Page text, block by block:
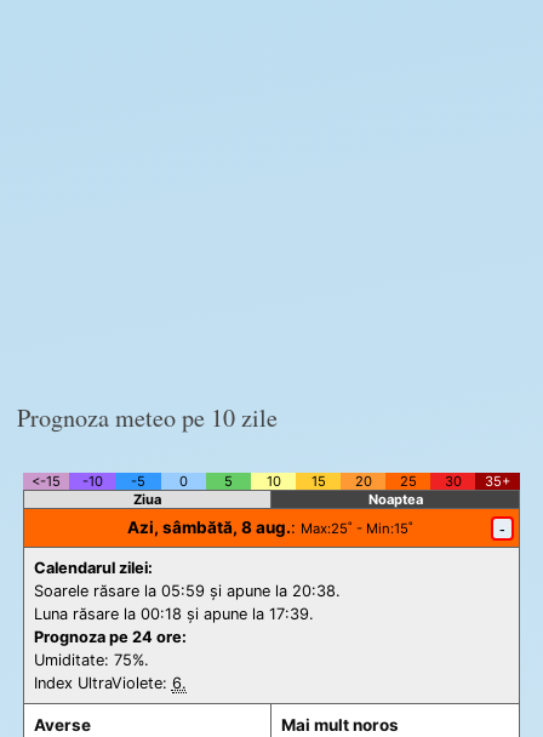
Prognoza meteo pe 10 zile
<-15 -10 -5 0 5 10 15 20 25 30
35+
Ziua
Noaptea
Azi, sâmbătă, 8 aug.: Max:25˚ - Min:15˚ -
Calendarul zilei:
Soarele răsare la 05:59 și apune la 20:38.
Luna răsare la 00:18 și apune la 17:39.
Prognoza pe 24 ore:
Umiditate: 75%.
Index UltraViolete: 6.
Averse
Mai mult noros